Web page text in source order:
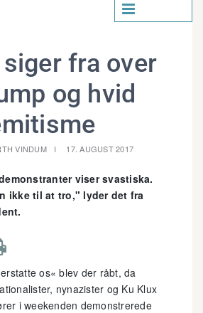

fra over
og hvid
VINDUM 17. AUGUST 2017
viser svastiska.
ikke til at tro," lyder det fra
os« blev der råbt, da
nynazister og Ku Klux
i weekenden demonstrerede